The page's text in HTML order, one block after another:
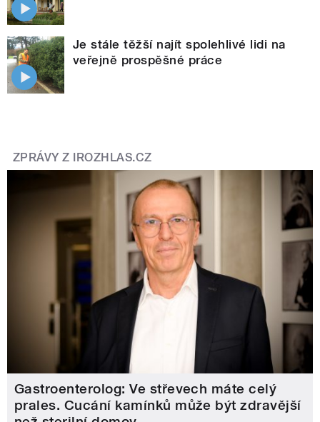
Je stále těžší najít spolehlivé lidi na
veřejně prospěšné práce
ZPRÁVY Z IROZHLAS.CZ
Gastroenterolog: Ve střevech máte celý
prales. Cucání kamínků může být zdravější